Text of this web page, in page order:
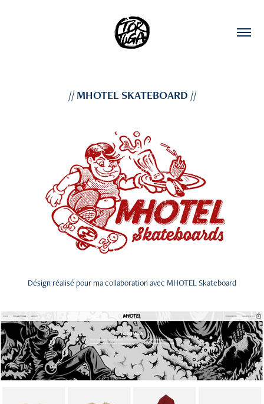
// MHOTEL SKATEBOARD //
Désign réalisé pour ma collaboration avec MHOTEL Skateboard